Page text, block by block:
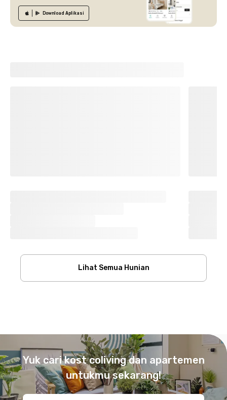
Download Aplikasi
Lihat Semua Hunian
Yuk cari kost coliving dan apartemen
untukmu sekarang!